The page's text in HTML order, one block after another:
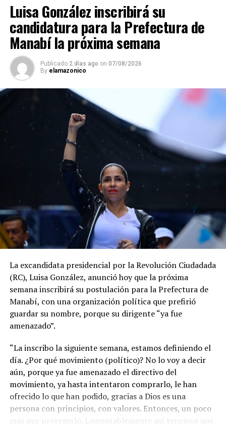
Luisa González inscribirá su
candidatura para la Prefectura de
Manabí la próxima semana
Publicado 2 días ago on 07/08/2026
By elamazonico
La excandidata presidencial por la Revolución Ciudadada
(RC), Luisa González, anunció hoy que la próxima
semana inscribirá su postulación para la Prefectura de
Manabí, con una organización política que prefirió
guardar su nombre, porque su dirigente “ya fue
amenazado”.
“La inscribo la siguiente semana, estamos definiendo el
día. ¿Por qué movimiento (político)? No lo voy a decir
aún, porque ya fue amenazado el directivo del
movimiento, ya hasta intentaron comprarlo, le han
ofrecido lo que han podido, gracias a Dios es una
persona con principios, con valores. Entonces, un poco
más por protegerlo. Lamentablemente así tenemos que